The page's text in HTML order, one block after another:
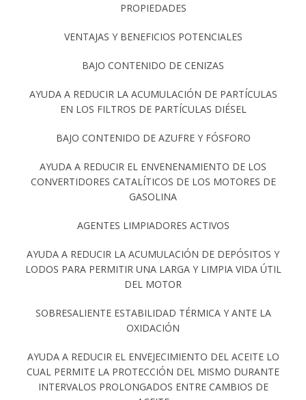
PROPIEDADES
VENTAJAS Y BENEFICIOS POTENCIALES
BAJO CONTENIDO DE CENIZAS
AYUDA A REDUCIR LA ACUMULACIÓN DE PARTÍCULAS
EN LOS FILTROS DE PARTÍCULAS DIÉSEL
BAJO CONTENIDO DE AZUFRE Y FÓSFORO
AYUDA A REDUCIR EL ENVENENAMIENTO DE LOS
CONVERTIDORES CATALÍTICOS DE LOS MOTORES DE
GASOLINA
AGENTES LIMPIADORES ACTIVOS
AYUDA A REDUCIR LA ACUMULACIÓN DE DEPÓSITOS Y
LODOS PARA PERMITIR UNA LARGA Y LIMPIA VIDA ÚTIL
DEL MOTOR
SOBRESALIENTE ESTABILIDAD TÉRMICA Y ANTE LA
OXIDACIÓN
AYUDA A REDUCIR EL ENVEJECIMIENTO DEL ACEITE LO
CUAL PERMITE LA PROTECCIÓN DEL MISMO DURANTE
INTERVALOS PROLONGADOS ENTRE CAMBIOS DE